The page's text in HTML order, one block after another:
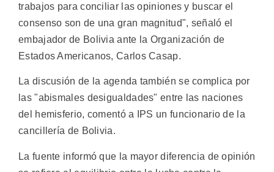
trabajos para conciliar las opiniones y buscar el
consenso son de una gran magnitud", señaló el
embajador de Bolivia ante la Organización de
Estados Americanos, Carlos Casap.
La discusión de la agenda también se complica por
las "abismales desigualdades" entre las naciones
del hemisferio, comentó a IPS un funcionario de la
cancillería de Bolivia.
La fuente informó que la mayor diferencia de opinión